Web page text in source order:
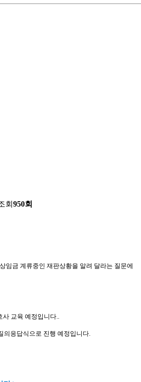
회 950회
임금 계류중인 재판상황을 알려 달라는 질문에
교육 예정입니다..
응답식으로 진행 예정입니다.